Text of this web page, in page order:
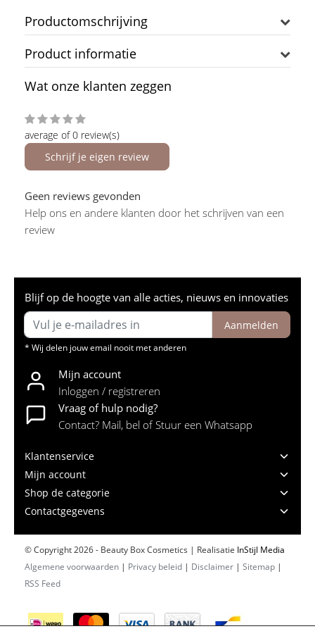
Productomschrijving
Product informatie
Wat onze klanten zeggen
average of 0 review(s)
Schrijf je eigen review
Geen reviews gevonden
Help ons en andere klanten door het schrijven van een
review
Blijf op de hoogte van alle acties, nieuws en innovaties
Aanmelden
* Wij delen jouw email nooit met anderen
Mijn account
Inloggen / registreren
Vraag of hulp nodig?
Contact? Mail, bel of Stuur een Whatsapp
Klantenservice
Mijn account
Shop de categorie
Contactgegevens
© Copyright 2026 - Beauty Box Cosmetics | Realisatie InStijl Media
Algemene voorwaarden | Privacy beleid | Disclaimer | Sitemap |
RSS Feed